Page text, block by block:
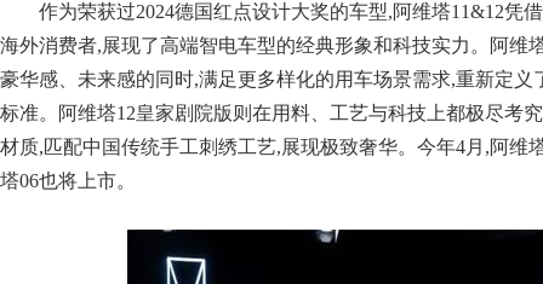
作为荣获过2024德国红点设计大奖的车型,阿维塔11&12凭
海外消费者,展现了高端智电车型的经典形象和科技实力。阿维
豪华感、未来感的同时,满足更多样化的用车场景需求,重新定义
标准。阿维塔12皇家剧院版则在用料、工艺与科技上都极尽考
材质,匹配中国传统手工刺绣工艺,展现极致奢华。今年4月,阿维
塔06也将上市。